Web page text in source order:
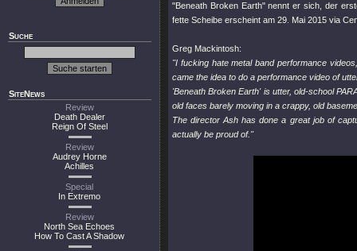
Suche
SiteNews
Review
Death Dealer
Reign Of Steel
Review
Audrey Horne
Achilles
Special
In Extremo
Review
North Sea Echoes
How To Cast A Shadow
"Beneath Broken Earth"nennt er sich, der
fette Scheibe erscheint am 29. Mai 2015 via
Greg Mackintosh:
"I fucking hate metal band performance
came the idea to do a performance video of
'Beneath Broken Earth' is utter, old-school
old faces barely moving in a crappy, old
The director Ash has done a great job of
actually be proud of."